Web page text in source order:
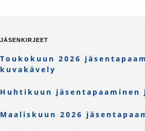
JÄSENKIRJEET
Toukokuun 2026
kuvakävely
Huhtikuun jäsentapaaminen
Maaliskuun 2026